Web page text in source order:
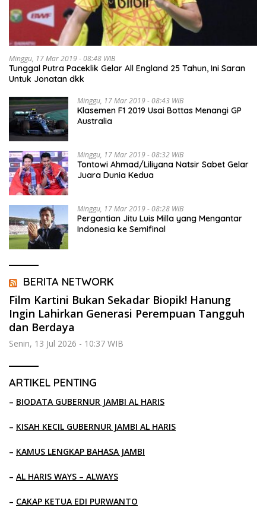
Minggu, 17 Mar 2019 - 08:48 WIB
Tunggal Putra Paceklik Gelar All England 25 Tahun, Ini Saran
Untuk Jonatan dkk
Minggu, 17 Mar 2019 - 08:43 WIB
Klasemen F1 2019 Usai Bottas Menangi GP
Australia
Minggu, 17 Mar 2019 - 08:32 WIB
Tontowi Ahmad/Liliyana Natsir Sabet Gelar
Juara Dunia Kedua
Minggu, 17 Mar 2019 - 08:28 WIB
Pergantian Jitu Luis Milla yang Mengantar
Indonesia ke Semifinal
BERITA NETWORK
Film Kartini Bukan Sekadar Biopik! Hanung
Ingin Lahirkan Generasi Perempuan Tangguh
dan Berdaya
Senin, 13 Jul 2026 - 10:37 WIB
ARTIKEL PENTING
– BIODATA GUBERNUR JAMBI AL HARIS
– KISAH KECIL GUBERNUR JAMBI AL HARIS
– KAMUS LENGKAP BAHASA JAMBI
– AL HARIS WAYS – ALWAYS
– CAKAP KETUA EDI PURWANTO